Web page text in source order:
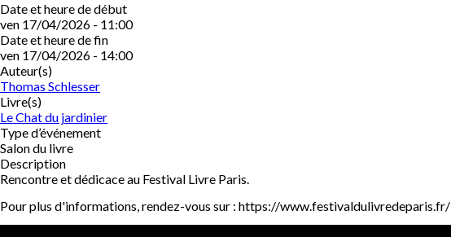
Date et heure de début
ven 17/04/2026 - 11:00
Date et heure de fin
ven 17/04/2026 - 14:00
Auteur(s)
Thomas Schlesser
Livre(s)
Le Chat du jardinier
Type d’événement
Salon du livre
Description
Rencontre et dédicace au Festival Livre Paris.
Pour plus d'informations, rendez-vous sur : https://www.festivaldulivredeparis.fr/